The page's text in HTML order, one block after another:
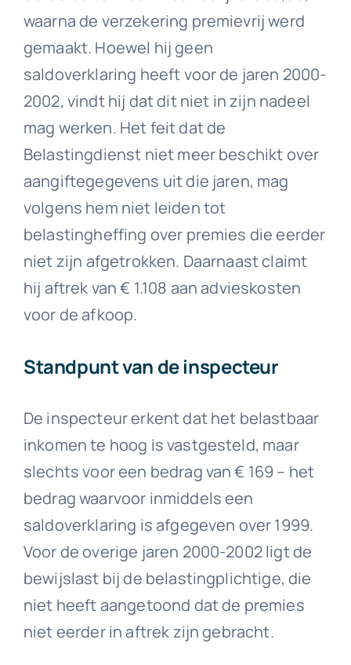
waarna de verzekering premievrij werd
gemaakt. Hoewel hij geen
saldoverklaring heeft voor de jaren 2000-
2002, vindt hij dat dit niet in zijn nadeel
mag werken. Het feit dat de
Belastingdienst niet meer beschikt over
aangiftegegevens uit die jaren, mag
volgens hem niet leiden tot
belastingheffing over premies die eerder
niet zijn afgetrokken. Daarnaast claimt
hij aftrek van € 1.108 aan advieskosten
voor de afkoop.
Standpunt van de inspecteur
De inspecteur erkent dat het belastbaar
inkomen te hoog is vastgesteld, maar
slechts voor een bedrag van € 169 – het
bedrag waarvoor inmiddels een
saldoverklaring is afgegeven over 1999.
Voor de overige jaren 2000-2002 ligt de
bewijslast bij de belastingplichtige, die
niet heeft aangetoond dat de premies
niet eerder in aftrek zijn gebracht.